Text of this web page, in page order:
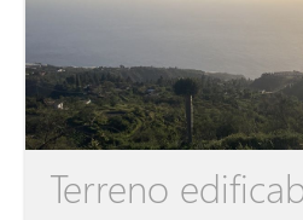
Terreno